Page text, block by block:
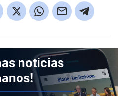
noticias